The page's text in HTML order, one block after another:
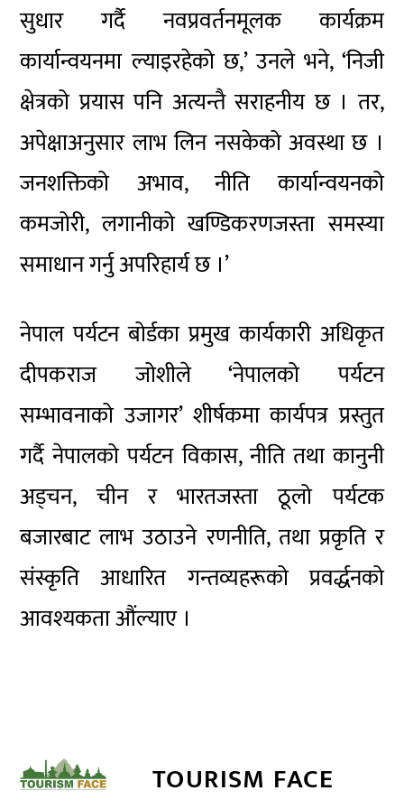
सुधार गर्दै नवप्रवर्तनमूलक कार्यक्रम
कार्यान्वयनमा ल्याइरहेको छ,’ उनले भने, ‘निजी
क्षेत्रको प्रयास पनि अत्यन्तै सराहनीय छ । तर,
अपेक्षाअनुसार लाभ लिन नसकेको अवस्था छ ।
जनशक्तिको अभाव, नीति कार्यान्वयनको
कमजोरी, लगानीको खण्डिकरणजस्ता समस्या
समाधान गर्नु अपरिहार्य छ ।’
नेपाल पर्यटन बोर्डका प्रमुख कार्यकारी अधिकृत
दीपकराज जोशीले ‘नेपालको पर्यटन
सम्भावनाको उजागर’ शीर्षकमा कार्यपत्र प्रस्तुत
गर्दै नेपालको पर्यटन विकास, नीति तथा कानुनी
अड्चन, चीन र भारतजस्ता ठूलो पर्यटक
बजारबाट लाभ उठाउने रणनीति, तथा प्रकृति र
संस्कृति आधारित गन्तव्यहरूको प्रवर्द्धनको
आवश्यकता औंल्याए ।
TOURISM FACE